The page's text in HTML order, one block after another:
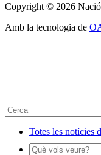
Copyright © 2026 Nació
Amb la tecnologia de
Totes les notícies